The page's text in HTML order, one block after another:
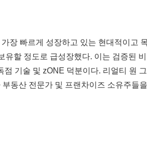
가장 빠르게 성장하고 있는 현대적이고
유할 정도로 급성장했다. 이는 검증된
점 기술 및 zONE 덕분이다. 리얼티 원
부동산 전문가 및 프랜차이즈 소유주들을